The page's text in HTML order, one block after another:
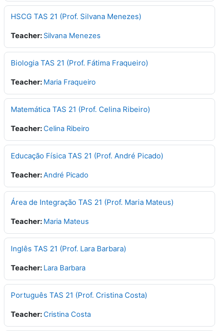
HSCG TAS 21 (Prof. Silvana Menezes)
Teacher: Silvana Menezes
Biologia TAS 21 (Prof. Fátima Fraqueiro)
Teacher: Maria Fraqueiro
Matemática TAS 21 (Prof. Celina Ribeiro)
Teacher:Celina Ribeiro
Educação Física TAS 21 (Prof. André Picado)
Teacher:André Picado
Área de Integração TAS 21 (Prof. Maria Mateus)
Teacher: Maria Mateus
Inglês TAS 21 (Prof. Lara Barbara)
Teacher: Lara Barbara
Português TAS 21 (Prof. Cristina Costa)
Teacher:Cristina Costa